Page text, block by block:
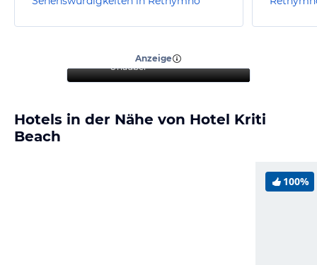
Anzeige
“Tolle Aussicht und
Urlauber
Hotels in der Nähe von Hotel Kriti
Beach
100%